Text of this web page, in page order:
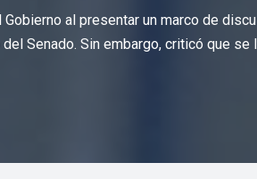
al presentar un marco de
Senado. Sin embargo, criticó que se